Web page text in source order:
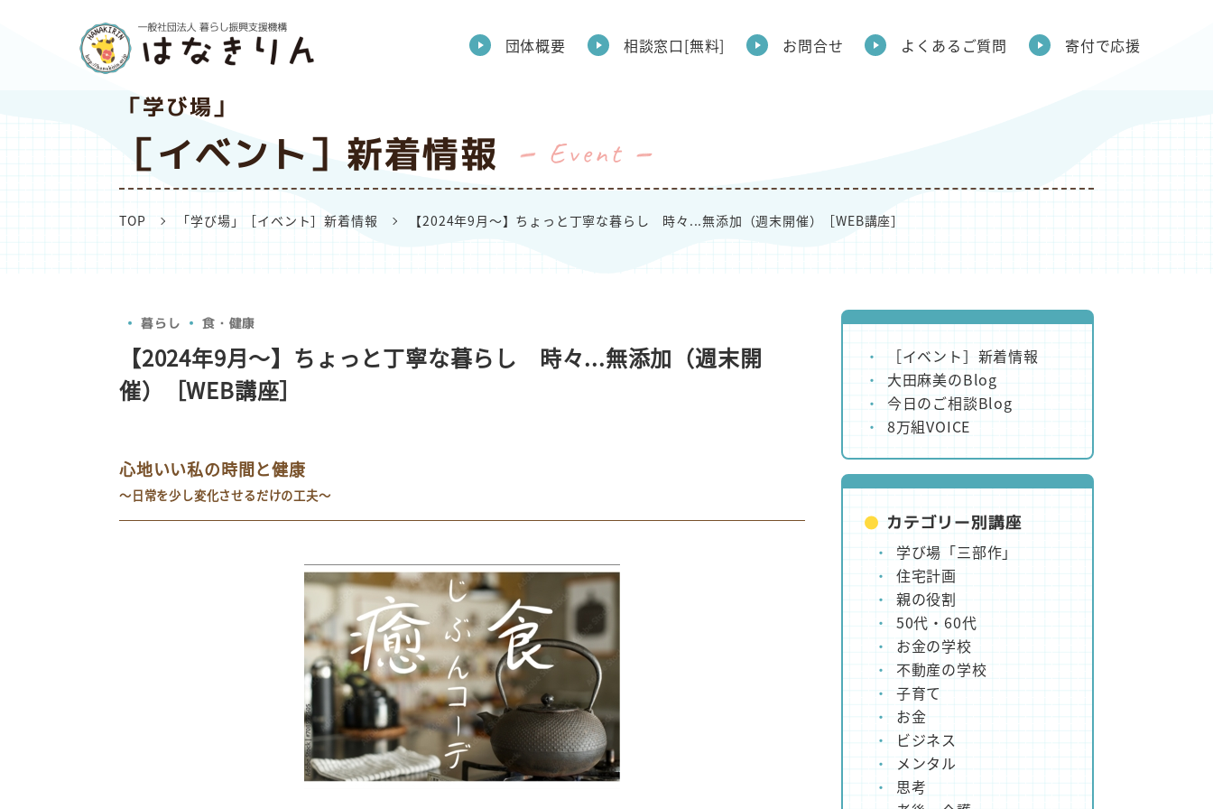
団体概要 相談窓口[無料] お問合せ よくあるご質問 寄付で応援
「学び場」
［イベント］新着情報 Event
TOP 「学び場」［イベント］新着情報 【2024年9月～】ちょっと丁寧な暮らし 時々...無添加（週末開催）［WEB講座］
暮らし 食・健康
【2024年9月～】ちょっと丁寧な暮らし 時々...無添加（週末開
催）［WEB講座］
心地いい私の時間と健康
～日常を少し変化させるだけの工夫～
［イベント］新着情報
大田麻美のBlog
今日のご相談Blog
8万組VOICE
カテゴリー別講座
学び場「三部作」
住宅計画
親の役割
50代・60代
お金の学校
不動産の学校
子育て
お金
ビジネス
メンタル
思考